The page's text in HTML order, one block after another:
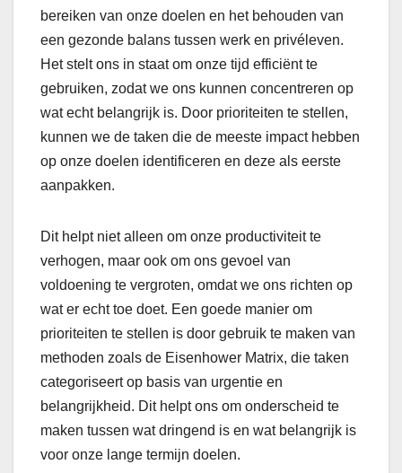
bereiken van onze doelen en het behouden van
een gezonde balans tussen werk en privéleven.
Het stelt ons in staat om onze tijd efficiënt te
gebruiken, zodat we ons kunnen concentreren op
wat echt belangrijk is. Door prioriteiten te stellen,
kunnen we de taken die de meeste impact hebben
op onze doelen identificeren en deze als eerste
aanpakken.
Dit helpt niet alleen om onze productiviteit te
verhogen, maar ook om ons gevoel van
voldoening te vergroten, omdat we ons richten op
wat er echt toe doet. Een goede manier om
prioriteiten te stellen is door gebruik te maken van
methoden zoals de Eisenhower Matrix, die taken
categoriseert op basis van urgentie en
belangrijkheid. Dit helpt ons om onderscheid te
maken tussen wat dringend is en wat belangrijk is
voor onze lange termijn doelen.